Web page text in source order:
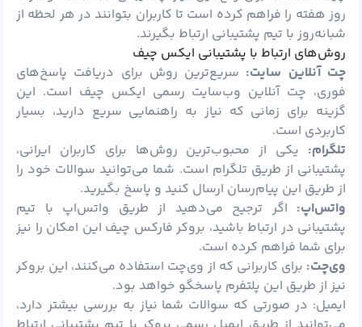
روز هفته را فراهم کرده است تا کاربران بتوانند در هر لحظه از
شبانه‌روز با تیم پشتیبانی ارتباط بگیرند.
روش‌های ارتباط با پشتیبانی ایکس چیف
چت آنلاین سایت: سریع‌ترین روش برای دریافت پاسخ‌های
فوری، چت آنلاین وب‌سایت رسمی ایکس چیف است. این
گزینه برای زمانی که نیاز به راهنمایی سریع دارید، بسیار
کاربردی است.
تلگرام: یکی از محبوب‌ترین روش‌ها برای کاربران ایرانی،
پشتیبانی از طریق تلگرام است. شما می‌توانید سوالات خود را
از طریق این پیام‌رسان ارسال کنید و پاسخ بگیرید.
واتس‌اپ: اگر ترجیح می‌دهید از طریق واتس‌اپ با تیم
پشتیبانی در ارتباط باشید، بروکر فارکس چیف این امکان را نیز
برای شما فراهم کرده است.
وی‌چت: برای کاربرانی که از وی‌چت استفاده می‌کنند، این بروکر
نیز از طریق این پلتفرم پاسخگو خواهد بود.
ایمیل: در صورتی که سوالات شما نیاز به بررسی بیشتر دارد،